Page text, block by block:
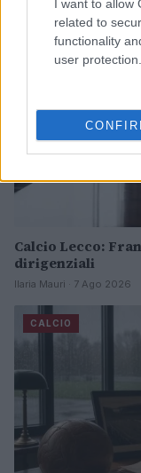
I want to allow
related to
functionality
user protection.
Calcio Lecco:
dirigenziali
Ilaria Mauri · 7 Ago 2026
CALCIO